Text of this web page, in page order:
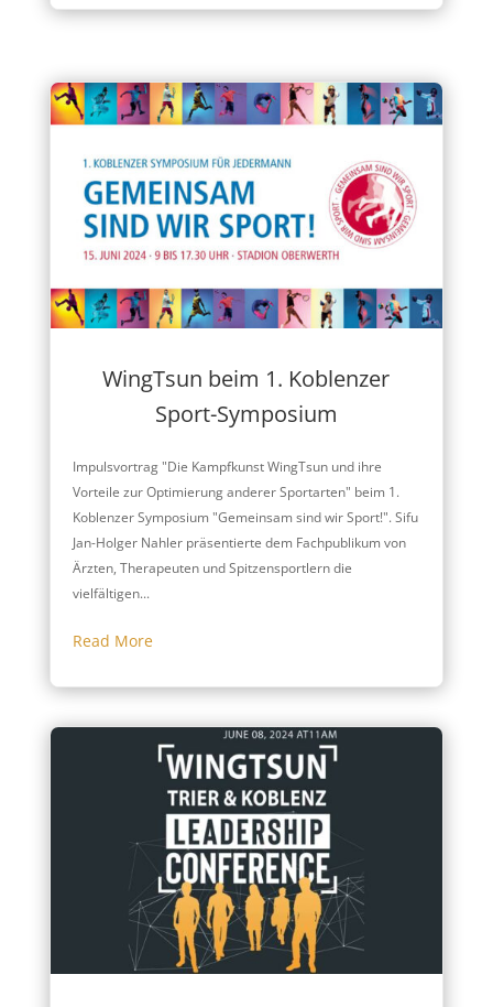
WingTsun beim 1. Koblenzer
Sport-Symposium
Impulsvortrag "Die Kampfkunst WingTsun und ihre
Vorteile zur Optimierung anderer Sportarten" beim 1.
Koblenzer Symposium "Gemeinsam sind wir Sport!". Sifu
Jan-Holger Nahler präsentierte dem Fachpublikum von
Ärzten, Therapeuten und Spitzensportlern die
vielfältigen...
Read More